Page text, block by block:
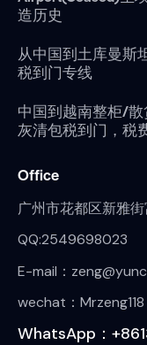
造历史
从中国到土库曼斯
税到门专线
中国到越南整柜/
灰清包税到门，税
Office
广州市花都区新雅
QQ:2549698023
E-mail：
wechat：Mrzeng118
WhatsApp：